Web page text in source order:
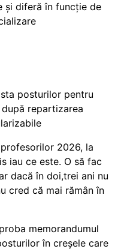
și diferă în funcție de
posturilor pentru
repartizarea
2026, la
iau ce este. O să fac
dacă în doi,trei ani nu
cred că mai rămân în
memorandumul
în creșele care